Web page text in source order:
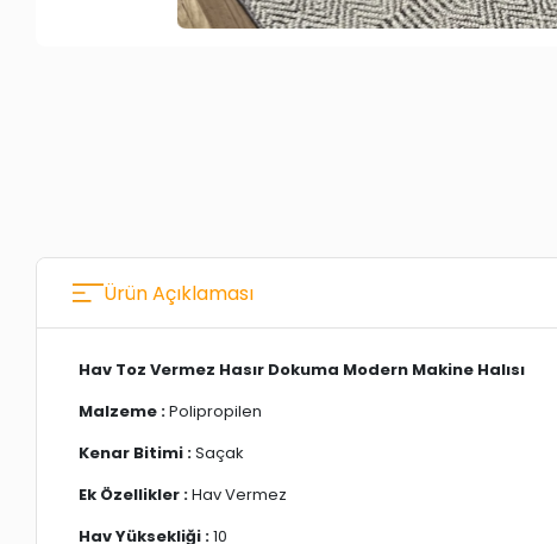
Ürün Açıklaması
Hav Toz Vermez Hasır Dokuma Modern Makine Halısı
Malzeme :Polipropilen
Kenar Bitimi :Saçak
Ek Özellikler :Hav Vermez
Hav Yüksekliği :10